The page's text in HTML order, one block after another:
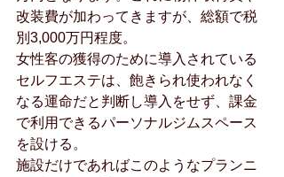
改装費が加わってきますが、総額で税
別3,000万円程度。
女性客の獲得のために導入されている
セルフエステは、飽きられ使われなく
なる運命だと判断し導入をせず、課金
で利用できるパーソナルジムスペース
を設ける。
施設だけであればこのようなプランニ